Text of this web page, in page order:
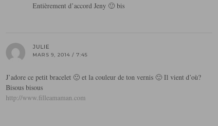
Entièrement d’accord Jeny 🙂 bis
JULIE
MARS 9, 2014 / 7:45
J’adore ce petit bracelet 🙂 et la couleur de ton vernis 🙂 Il vient d’où?
Bisous bisous
http://www.filleamaman.com